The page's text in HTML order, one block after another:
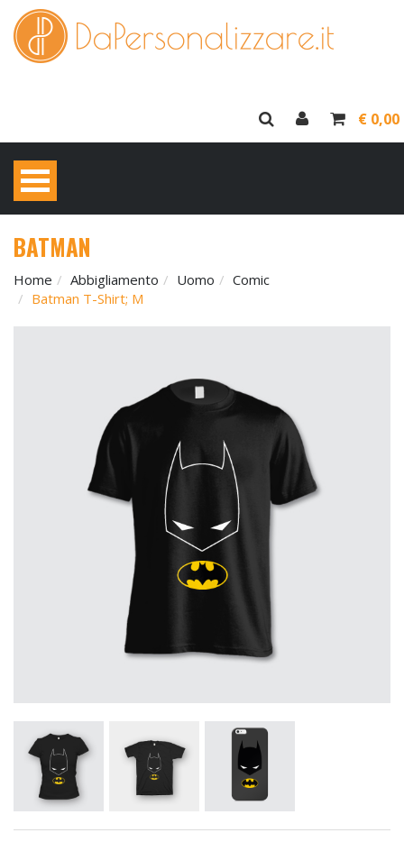
€ 0,00
BATMAN
Home Abbigliamento Uomo
Comic
Batman T-Shirt; M